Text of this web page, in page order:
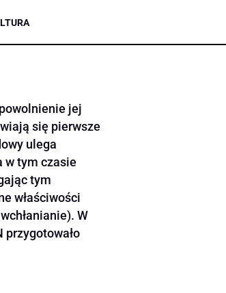
jej
się pierwsze
ulega
w tym czasie
tym
właściwości
W
przygotowało